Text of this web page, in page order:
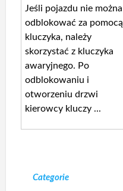
Jeśli pojazdu nie można
odblokować za pomocą
kluczyka, należy
skorzystać z kluczyka
awaryjnego. Po
odblokowaniu i
otworzeniu drzwi
kierowcy kluczy ...
Categorie